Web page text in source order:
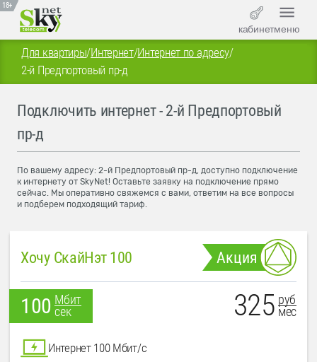
18+
кабинетменю
Для квартиры/Интернет/Интернет по адресу/
2-й Предпортовый пр-д
Подключить интернет - 2-й Предпортовый
пр-д
По вашему адресу: 2-й Предпортовый пр-д, доступно подключение
к интернету от SkyNet! Оставьте заявку на подключение прямо
сейчас. Мы оперативно свяжемся с вами, ответим на все вопросы
и подберем подходящий тариф.
Хочу СкайНэт 100 Акция
100 Мбит
сек
325 руб
мес
Интернет 100 Мбит/с